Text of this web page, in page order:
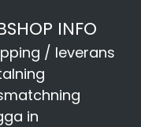
INFO
/ leverans
in